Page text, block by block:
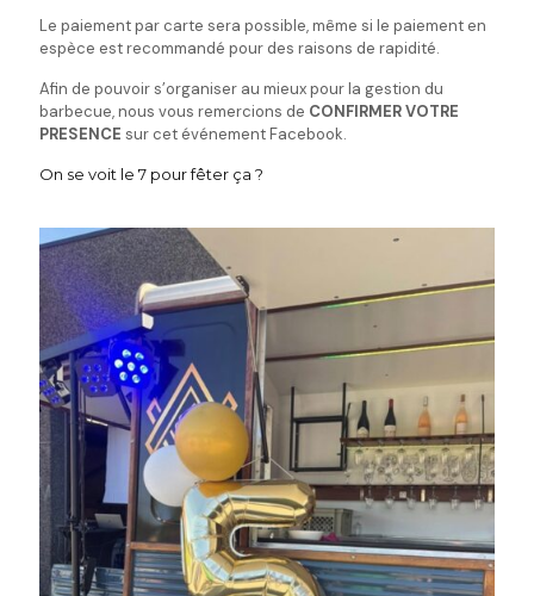
Le paiement par carte sera possible, même si le paiement en
espèce est recommandé pour des raisons de rapidité.
Afin de pouvoir s’organiser au mieux pour la gestion du
barbecue, nous vous remercions de CONFIRMER VOTRE
PRESENCE sur cet événement Facebook.
On se voit le 7 pour fêter ça ?